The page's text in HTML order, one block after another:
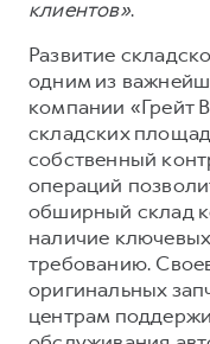
клиентов».
Развитие
одним из
компании «Грейт
складских
собственный
операций
обширный склад
наличие
требованию.
оригинальных
центрам